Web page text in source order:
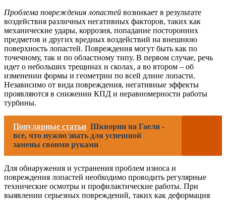
Проблема повреждения лопастей возникает в результате
воздействия различных негативных факторов, таких как
механические удары, коррозия, попадание посторонних
предметов и других вредных воздействий на внешнюю
поверхность лопастей. Повреждения могут быть как по
точечному, так и по областному типу. В первом случае, речь
идет о небольших трещинах и сколах, а во втором – об
изменении формы и геометрии по всей длине лопасти.
Независимо от вида повреждения, негативные эффекты
проявляются в снижении КПД и неравномерности работы
турбины.
Популярные статьи Шкворни на Гаели -
все, что нужно знать для успешной
замены своими руками
Для обнаружения и устранения проблем износа и
повреждения лопастей необходимо проводить регулярные
технические осмотры и профилактические работы. При
выявлении серьезных повреждений, таких как деформация